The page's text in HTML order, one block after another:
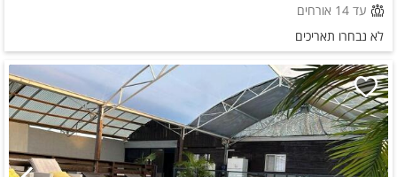
עד 14 אורחים
לא נבחרו תאריכים